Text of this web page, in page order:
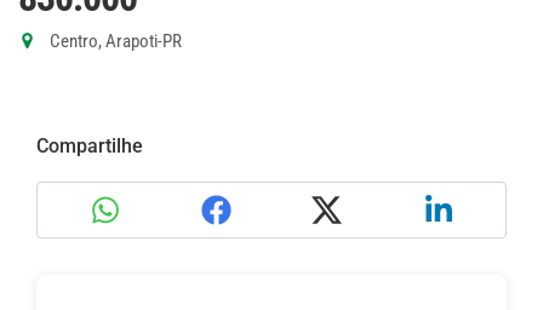
Centro, Arapoti-PR
Compartilhe